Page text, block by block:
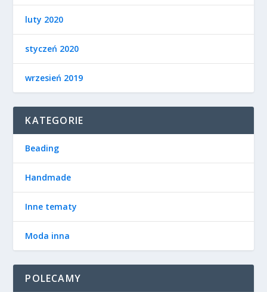
luty 2020
styczeń 2020
wrzesień 2019
KATEGORIE
Beading
Handmade
Inne tematy
Moda inna
POLECAMY